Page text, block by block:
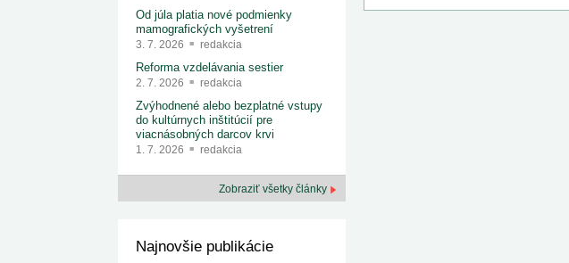
Od júla platia nové podmienky
mamografických vyšetrení
3. 7. 2026 redakcia
Reforma vzdelávania sestier
2. 7. 2026 redakcia
Zvýhodnené alebo bezplatné vstupy
do kultúrnych inštitúcií pre
viacnásobných darcov krvi
1. 7. 2026 redakcia
Zobraziť všetky články
Najnovšie publikácie